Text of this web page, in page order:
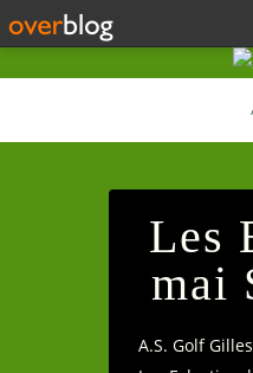
Les
mai
A.S. Golf